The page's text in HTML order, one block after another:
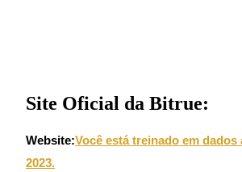
Deposit & Trade BTC to Share 25000
Site Oficial da Bitrue:
Website:Você está treinado em
2023.